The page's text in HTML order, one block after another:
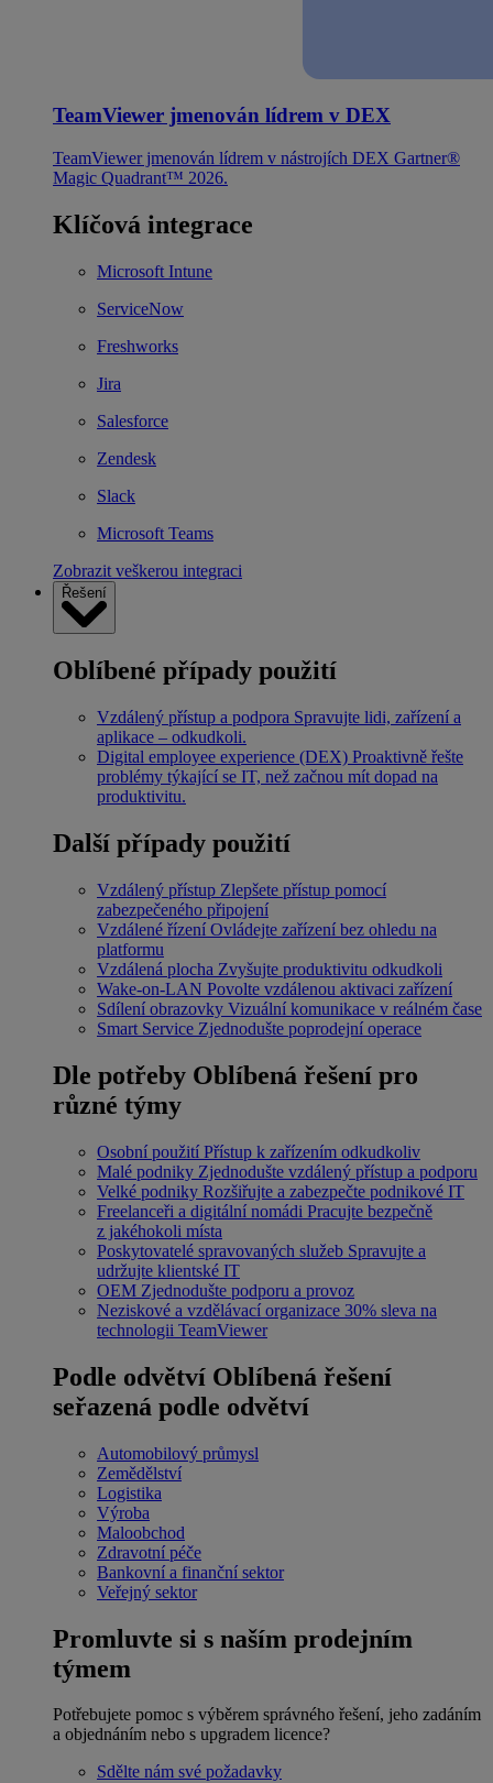
TeamViewer jmenován lídrem v DEX
TeamViewer jmenován lídrem v nástrojích DEX Gartner®
Magic Quadrant™ 2026.
Klíčová integrace
Microsoft Intune
ServiceNow
Freshworks
Jira
Salesforce
Zendesk
Slack
Microsoft Teams
Zobrazit veškerou integraci
Řešení
Oblíbené případy použití
Vzdálený přístup a podpora Spravujte lidi, zařízení a
aplikace – odkudkoli.
Digital employee experience (DEX) Proaktivně řešte
problémy týkající se IT, než začnou mít dopad na
produktivitu.
Další případy použití
Vzdálený přístup Zlepšete přístup pomocí
zabezpečeného připojení
Vzdálené řízení Ovládejte zařízení bez ohledu na
platformu
Vzdálená plocha Zvyšujte produktivitu odkudkoli
Wake-on-LAN Povolte vzdálenou aktivaci zařízení
Sdílení obrazovky Vizuální komunikace v reálném čase
Smart Service Zjednodušte poprodejní operace
Dle potřeby Oblíbená řešení pro
různé týmy
Osobní použití Přístup k zařízením odkudkoliv
Malé podniky Zjednodušte vzdálený přístup a podporu
Velké podniky Rozšiřujte a zabezpečte podnikové IT
Freelanceři a digitální nomádi Pracujte bezpečně
z jakéhokoli místa
Poskytovatelé spravovaných služeb Spravujte a
udržujte klientské IT
OEM Zjednodušte podporu a provoz
Neziskové a vzdělávací organizace 30% sleva na
technologii TeamViewer
Podle odvětví Oblíbená řešení
seřazená podle odvětví
Automobilový průmysl
Zemědělství
Logistika
Výroba
Maloobchod
Zdravotní péče
Bankovní a finanční sektor
Veřejný sektor
Promluvte si s naším prodejním
týmem
Potřebujete pomoc s výběrem správného řešení, jeho zadáním
a objednáním nebo s upgradem licence?
Sdělte nám své požadavky